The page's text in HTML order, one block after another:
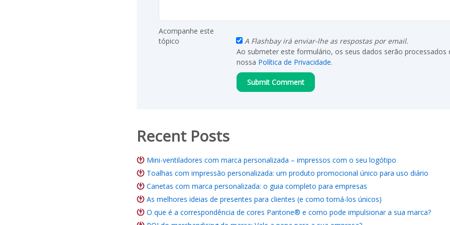
Acompanhe este
tópico
A Flashbay irá enviar-lhe as respostas por email.
Ao submeter este formulário, os seus dados serão processados
nossa Política de Privacidade.
Recent Posts
Mini-ventiladores com marca personalizada – impressos com o seu logótipo
Toalhas com impressão personalizada: um produto promocional único para uso diário
Canetas com marca personalizada: o guia completo para empresas
As melhores ideias de presentes para clientes (e como torná-los únicos)
O que é a correspondência de cores Pantone® e como pode impulsionar a sua marca?